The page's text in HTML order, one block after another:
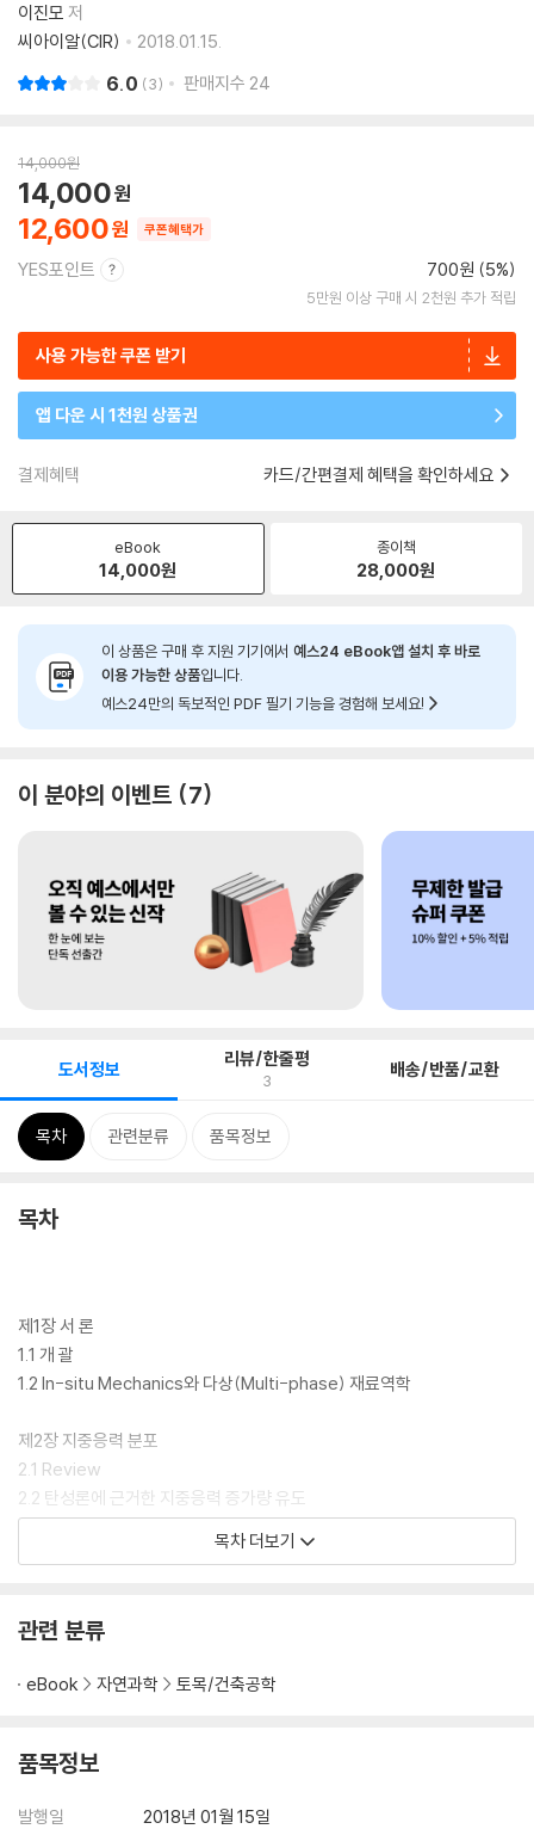
이진모 저
씨아이알(CIR)
2018.01.15.
6.0 3 판매지수 24
14,000원
12,600
14,000
쿠폰혜택가
YES포인트 700원 (5%)
5만원 이상 구매 시 2천원 추가 적립
사용 가능한 쿠폰 받기
앱 다운 시 1천원 상품권
결제혜택 카드/간편결제 혜택을 확인하세요
eBook
14,000원
종이책
28,000원
이 상품은 구매 후 지원 기기에서 예스24 eBook앱 설치 후 바로
이용 가능한 상품입니다.
예스24만의 독보적인 PDF 필기 기능을 경험해 보세요!
이 분야의 이벤트 7
도서정보 리뷰/한줄평
3 배송/반품/교환
목차 관련분류 품목정보
목차
제1장 서 론
1.1 개 괄
1.2 In-situ Mechanics와 다상(Multi-phase) 재료역학
제2장 지중응력 분포
2.1 Review
2.2 탄성론에 근거한 지중응력 증가량 유도
2.3 지중응력 분포의 공학적 응용
3.2 투수방정식의 유도
3.4 투수 시의 유효응력 개념
제4장 과잉간극수압론
4.2 과잉간극수압의 정의와 발생 원인 예시
목차 더보기
관련 분류
eBook 자연과학 토목/건축공학
품목정보
발행일 2018년 01월 15일